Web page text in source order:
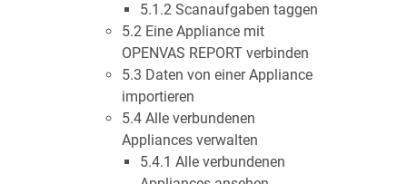
5.1.2 Scanaufgaben taggen
5.2 Eine Appliance mit
OPENVAS REPORT verbinden
5.3 Daten von einer Appliance
importieren
5.4 Alle verbundenen
Appliances verwalten
5.4.1 Alle verbundenen